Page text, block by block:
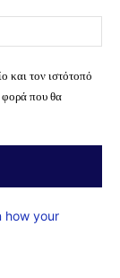
και τον ιστότοπό
φορά που θα
how your